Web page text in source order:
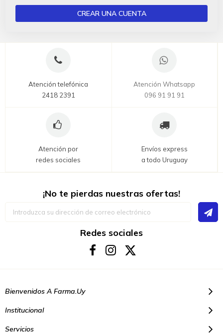
CREAR UNA CUENTA
Atención telefónica
2418 2391
Atención Whatsapp
096 91 91 91
Atención por
redes sociales
Envíos express
a todo Uruguay
¡No te pierdas nuestras ofertas!
Redes sociales
Bienvenidos A Farma.uy
Institucional
Servicios